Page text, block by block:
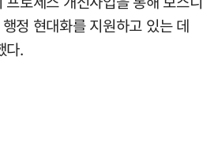
정 현대화를 지원하고 있는 데
다.